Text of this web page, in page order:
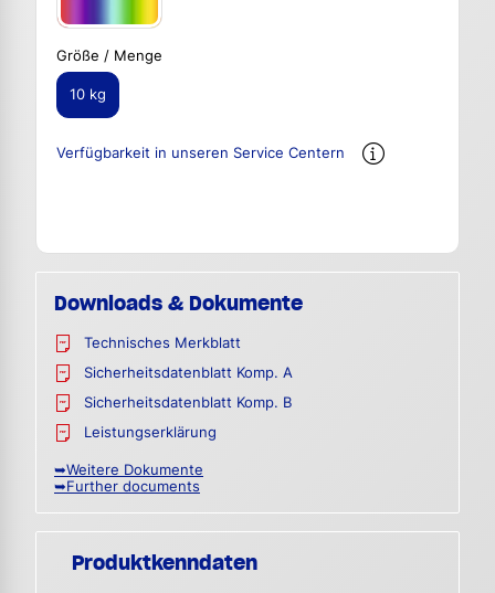
Größe / Menge
10 kg
Verfügbarkeit in unseren Service Centern
Downloads & Dokumente
Technisches Merkblatt
Sicherheitsdatenblatt Komp. A
Sicherheitsdatenblatt Komp. B
Leistungserklärung
➥Weitere Dokumente
➥Further documents
Produktkenndaten